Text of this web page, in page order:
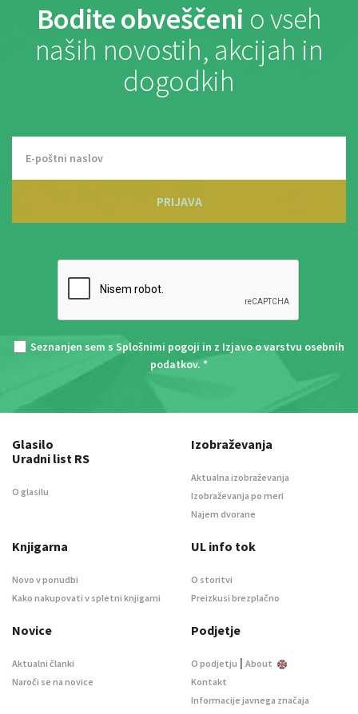
Bodite obveščeni o vseh
naših novostih, akcijah in
dogodkih
PRIJAVA
Seznanjen sem s Splošnimi pogoji in z Izjavo o varstvu osebnih
podatkov. *
Glasilo
Uradni list RS
O glasilu
Izobraževanja
Aktualna izobraževanja
Izobraževanja po meri
Najem dvorane
Knjigarna
Novo v ponudbi
Kako nakupovati v spletni knjigarni
UL info tok
O storitvi
Preizkusi brezplačno
Novice
Aktualni članki
Naroči se na novice
Podjetje
O podjetju | About
Kontakt
Informacije javnega značaja